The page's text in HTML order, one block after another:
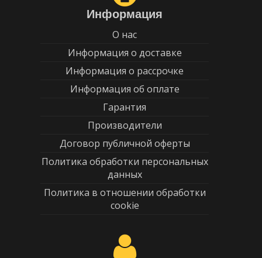
Информация
О нас
Информация о доставке
Информация о рассрочке
Информация об оплате
Гарантия
Производители
Договор публичной оферты
Политика обработки персональных
данных
Политика в отношении обработки
cookie